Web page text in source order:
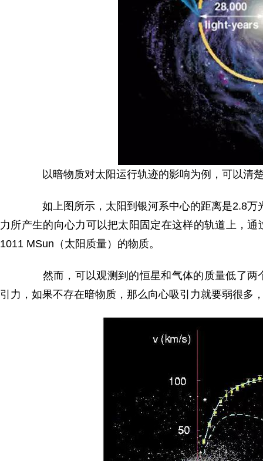
以暗物质对太阳运行轨迹的影响为例，可以清
如上图所示，太阳到银河系中心的距离是2.8万
力所产生的向心力可以把太阳固定在这样的轨道上，
1011 MSun（太阳质量）的物质。
然而，可以观测到的恒星和气体的质量低了两
引力，如果不存在暗物质，那么向心吸引力就要弱很多